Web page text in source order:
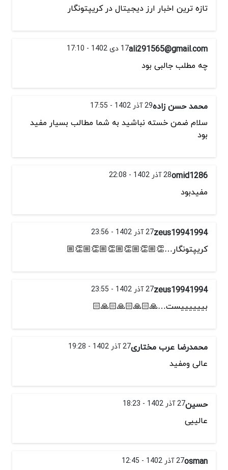
تازه ترین اخبار ارز دیجیتال در کریپتونگار
ali291565@gmail.com17 دی 1402 - 17:10
چه مطلب جالبی بود
محمد حسن زاده29 آذر 1402 - 17:55
سلام ضمن خسته نباشید به شما مطالب بسیار مفید
بود
omid128628 آذر 1402 - 22:08
مفیدبود
zeus1994199427 آذر 1402 - 23:56
کریپتونگار…👏🏼👏🏼👏🏼👏🏼👏🏼👏🏼
zeus1994199427 آذر 1402 - 23:55
بییییییست…🙏🏻🙏🏻🙏🏻🙏🏻
محمدرضا عرب مختاری27 آذر 1402 - 19:28
عالی ومفید
حسین27 آذر 1402 - 18:23
عالییی
osman27 آذر 1402 - 12:45